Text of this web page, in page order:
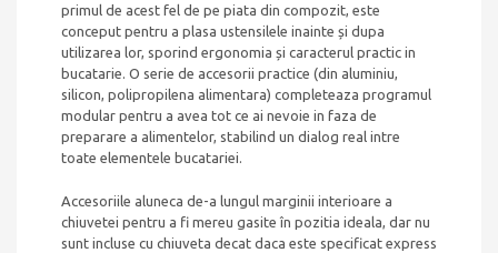
primul de acest fel de pe piata din compozit, este
conceput pentru a plasa ustensilele inainte și dupa
utilizarea lor, sporind ergonomia și caracterul practic in
bucatarie. O serie de accesorii practice (din aluminiu,
silicon, polipropilena alimentara) completeaza programul
modular pentru a avea tot ce ai nevoie in faza de
preparare a alimentelor, stabilind un dialog real intre
toate elementele bucatariei.
Accesoriile aluneca de-a lungul marginii interioare a
chiuvetei pentru a fi mereu gasite în pozitia ideala, dar nu
sunt incluse cu chiuveta decat daca este specificat express